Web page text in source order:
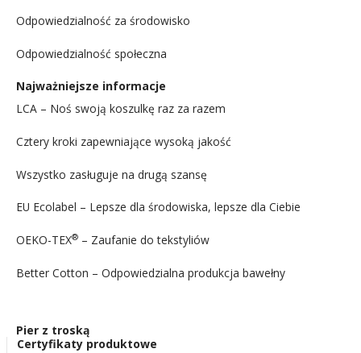
Odpowiedzialność za środowisko
Odpowiedzialność społeczna
Najważniejsze informacje
LCA – Noś swoją koszulkę raz za razem
Cztery kroki zapewniające wysoką jakość
Wszystko zasługuje na drugą szansę
EU Ecolabel – Lepsze dla środowiska, lepsze dla Ciebie
OEKO-TEX®– Zaufanie do tekstyliów
Better Cotton – Odpowiedzialna produkcja bawełny
Pier z troską
Certyfikaty produktowe